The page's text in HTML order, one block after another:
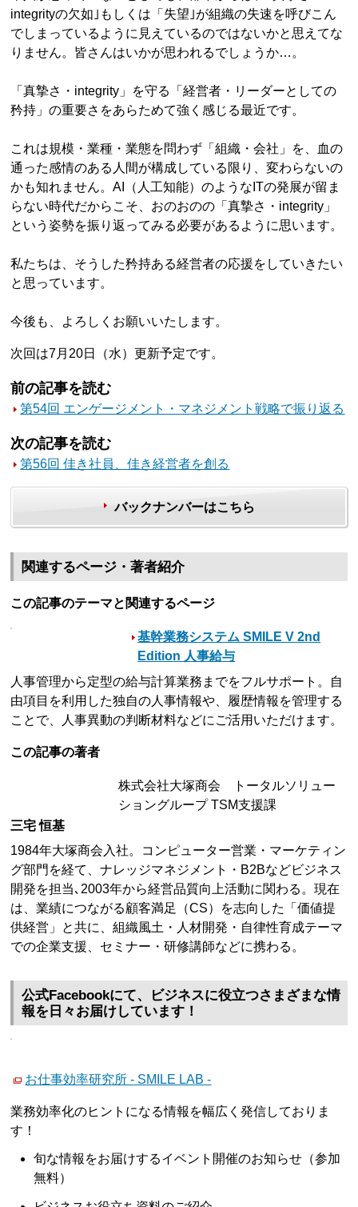
integrityの欠如｣もしくは「失望｣が組織の失速を呼びこん
でしまっているように見えているのではないかと思えてな
りません。皆さんはいかが思われるでしょうか…。
「真摯さ・integrity」を守る「経営者・リーダーとしての
矜持」の重要さをあらためて強く感じる最近です。
これは規模・業種・業態を問わず「組織・会社」を、血の
通った感情のある人間が構成している限り、変わらないの
かも知れません。AI（人工知能）のようなITの発展が留ま
らない時代だからこそ、おのおのの「真摯さ・integrity」
という姿勢を振り返ってみる必要があるように思います。
私たちは、そうした矜持ある経営者の応援をしていきたい
と思っています。
今後も、よろしくお願いいたします。
次回は7月20日（水）更新予定です。
前の記事を読む
第54回 エンゲージメント・マネジメント戦略で振り返る
次の記事を読む
第56回 佳き社員、佳き経営者を創る
バックナンバーはこちら
関連するページ・著者紹介
この記事のテーマと関連するページ
基幹業務システム SMILE V 2nd
Edition 人事給与
人事管理から定型の給与計算業務までをフルサポート。自
由項目を利用した独自の人事情報や、履歴情報を管理する
ことで、人事異動の判断材料などにご活用いただけます。
この記事の著者
株式会社大塚商会 トータルソリュー
ショングループ TSM支援課
三宅 恒基
1984年大塚商会入社。コンピューター営業・マーケティン
グ部門を経て、ナレッジマネジメント・B2Bなどビジネス
開発を担当､2003年から経営品質向上活動に関わる。現在
は、業績につながる顧客満足（CS）を志向した「価値提
供経営」と共に、組織風土・人材開発・自律性育成テーマ
での企業支援、セミナー・研修講師などに携わる。
公式Facebookにて、ビジネスに役立つさまざまな情
報を日々お届けしています！
お仕事効率研究所 - SMILE LAB -
業務効率化のヒントになる情報を幅広く発信しておりま
す！
旬な情報をお届けするイベント開催のお知らせ（参加
無料）